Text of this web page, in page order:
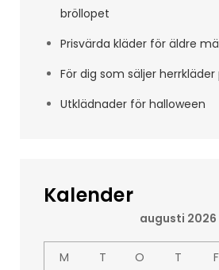
bröllopet
Prisvärda kläder för äldre
För dig som säljer
Utklädnader för halloween
Kalender
augusti 2026
M T O T F